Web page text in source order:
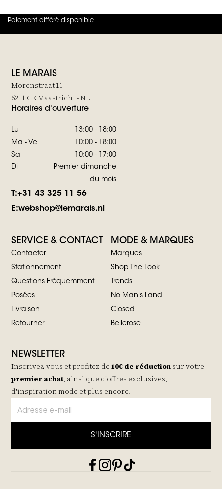
Paiement différé disponible
4.8 sur5 (42 Avis
LE MARAIS
Morenstraat 11
6211 GE Maastricht - NL
Horaires d'ouverture
Lu
13:00 - 18:00
Ma - Ve
10:00 - 18:00
Sa
10:00 - 17:00
Di
Premier dimanche
du mois
T:+31 43 325 11 56
E:webshop@lemarais.nl
SERVICE & CONTACT
Contacter
Stationnement
Questions Fréquemment
Posées
Livraison
Retourner
MODE & MARQUES
Marques
Shop The Look
Trends
No Man's Land
Closed
Bellerose
NEWSLETTER
Inscrivez-vous et profitez de 10€ de réduction sur votre
premier achat, ainsi que d'offres exclusives,
d'inspiration mode et plus encore.
S'INSCRIRE